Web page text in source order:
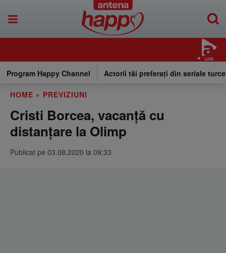
LIVE
Program Happy Channel Actorii tăi preferați din seriale
HOME » PREVIZIUNI
Cristi Borcea, vacanţă cu
distanţare la Olimp
Publicat pe 03.08.2020 la 09:33